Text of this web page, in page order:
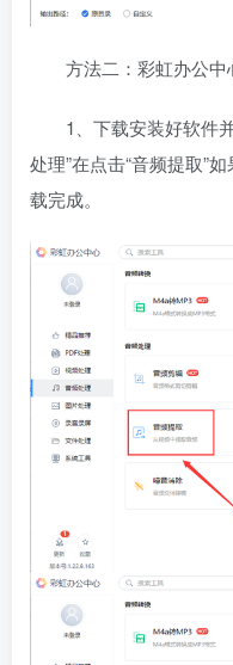
方法二：彩虹办公中
1、下载安装好软件
处理”在点击“音频提取”
载完成。